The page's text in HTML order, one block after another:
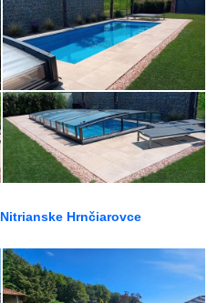
Nitrianske Hrnčiarovce